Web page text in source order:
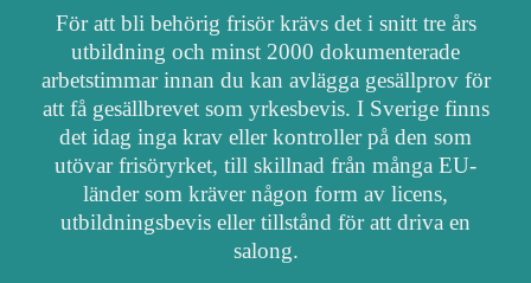
För att bli behörig frisör krävs det i snitt tre års
utbildning och minst 2000 dokumenterade
arbetstimmar innan du kan avlägga gesällprov för
att få gesällbrevet som yrkesbevis. I Sverige finns
det idag inga krav eller kontroller på den som
utövar frisöryrket, till skillnad från många EU-
länder som kräver någon form av licens,
utbildningsbevis eller tillstånd för att driva en
salong.